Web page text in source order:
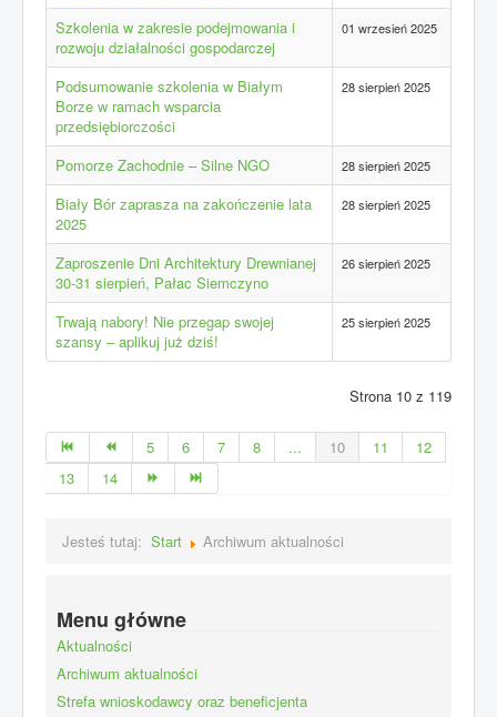
Szkolenia w zakresie podejmowania i
rozwoju działalności gospodarczej
01 wrzesień 2025
Podsumowanie szkolenia w Białym
Borze w ramach wsparcia
przedsiębiorczości
28 sierpień 2025
Pomorze Zachodnie – Silne NGO 28 sierpień 2025
Biały Bór zaprasza na zakończenie lata
2025
28 sierpień 2025
Zaproszenie Dni Architektury Drewnianej
30-31 sierpień, Pałac Siemczyno
26 sierpień 2025
Trwają nabory! Nie przegap swojej
szansy – aplikuj już dziś!
25 sierpień 2025
Strona 10 z 119
5 6 7 8 ... 10 11
12
13
14
Jesteś tutaj: Start Archiwum aktualności
Menu główne
Aktualności
Archiwum aktualności
Strefa wnioskodawcy oraz beneficjenta